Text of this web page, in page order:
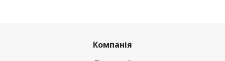
Компанія